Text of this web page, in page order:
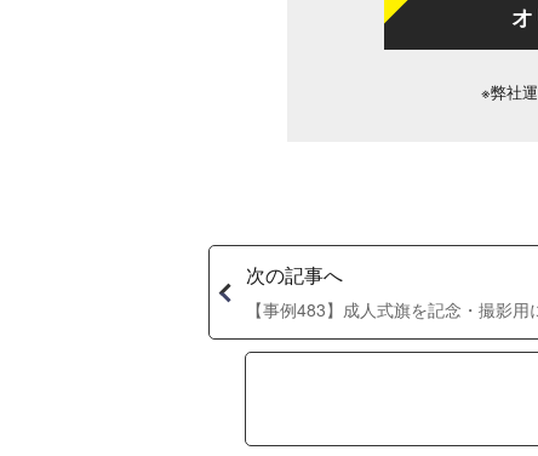
※弊社
次の記事へ
【事例483】成人式旗を記念・撮影